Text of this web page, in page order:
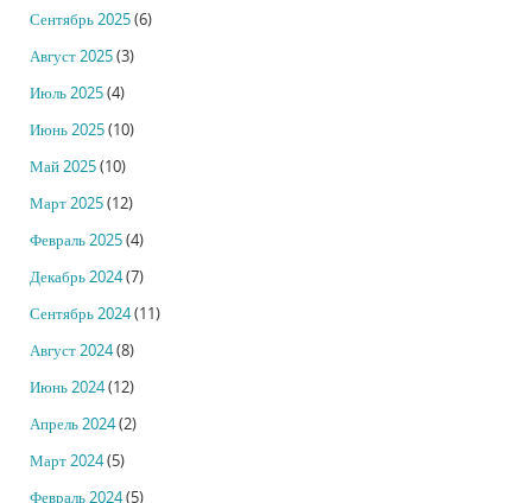
Сентябрь 2025(6)
Август 2025(3)
Июль 2025(4)
Июнь 2025(10)
Май 2025(10)
Март 2025(12)
Февраль 2025(4)
Декабрь 2024(7)
Сентябрь 2024(11)
Август 2024(8)
Июнь 2024(12)
Апрель 2024(2)
Март 2024(5)
Февраль 2024(5)